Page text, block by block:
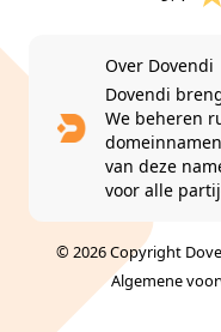
Over Dovendi
Dovendi
We beheren
van deze
voor alle
© 2026 Copyright
Algemene